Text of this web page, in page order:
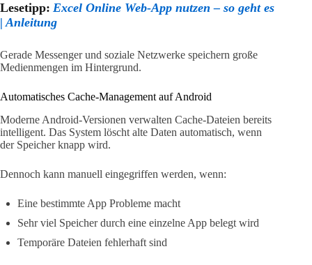
Lesetipp: Excel Online Web-App nutzen – so geht es
| Anleitung
Gerade Messenger und soziale Netzwerke speichern große
Medienmengen im Hintergrund.
Automatisches Cache-Management auf Android
Moderne Android-Versionen verwalten Cache-Dateien bereits
intelligent. Das System löscht alte Daten automatisch, wenn
der Speicher knapp wird.
Dennoch kann manuell eingegriffen werden, wenn:
Eine bestimmte App Probleme macht
Sehr viel Speicher durch eine einzelne App belegt wird
Temporäre Dateien fehlerhaft sind